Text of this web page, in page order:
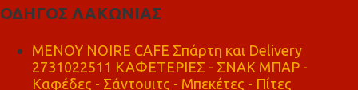
ΟΔΗΓΟΣ ΛΑΚΩΝΙΑΣ
MENOY NOIRE CAFE Σπάρτη και Delivery
2731022511 ΚΑΦΕΤΕΡΙΕΣ - ΣΝΑΚ ΜΠΑΡ -
Καφέδες - Σάντουιτς - Μπεκέτες - Πίτες